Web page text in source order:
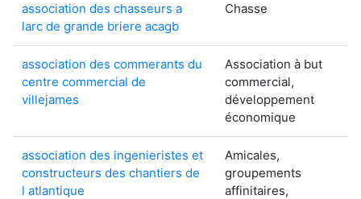
association des chasseurs a
larc de grande briere acagb
Chasse
association des commerants du
centre commercial de
villejames
Association à but
commercial,
développement
économique
association des ingenieristes et
constructeurs des chantiers de
l atlantique
Amicales,
groupements
affinitaires,